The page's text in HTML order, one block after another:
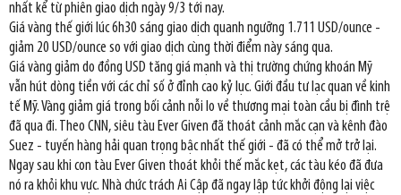
nhất kể từ phiên giao dịch ngày 9/3 tới nay.
Giá vàng thế giới lúc 6h30 sáng giao dịch quanh ngưỡng 1.711 USD/ounce -
giảm 20 USD/ounce so với giao dịch cùng thời điểm này sáng qua.
Giá vàng giảm do đồng USD tăng giá mạnh và thị trường chứng khoán Mỹ
vẫn hút dòng tiền với các chỉ số ở đỉnh cao kỷ lục. Giới đầu tư lạc quan về kinh
tế Mỹ. Vàng giảm giá trong bối cảnh nỗi lo về thương mại toàn cầu bị đình trệ
đã qua đi. Theo CNN, siêu tàu Ever Given đã thoát cảnh mắc cạn và kênh đào
Suez - tuyến hàng hải quan trọng bậc nhất thế giới - đã có thể mở trở lại.
Ngay sau khi con tàu Ever Given thoát khỏi thế mắc kẹt, các tàu kéo đã đưa
nó ra khỏi khu vực. Nhà chức trách Ai Cập đã ngay lập tức khởi động lại việc